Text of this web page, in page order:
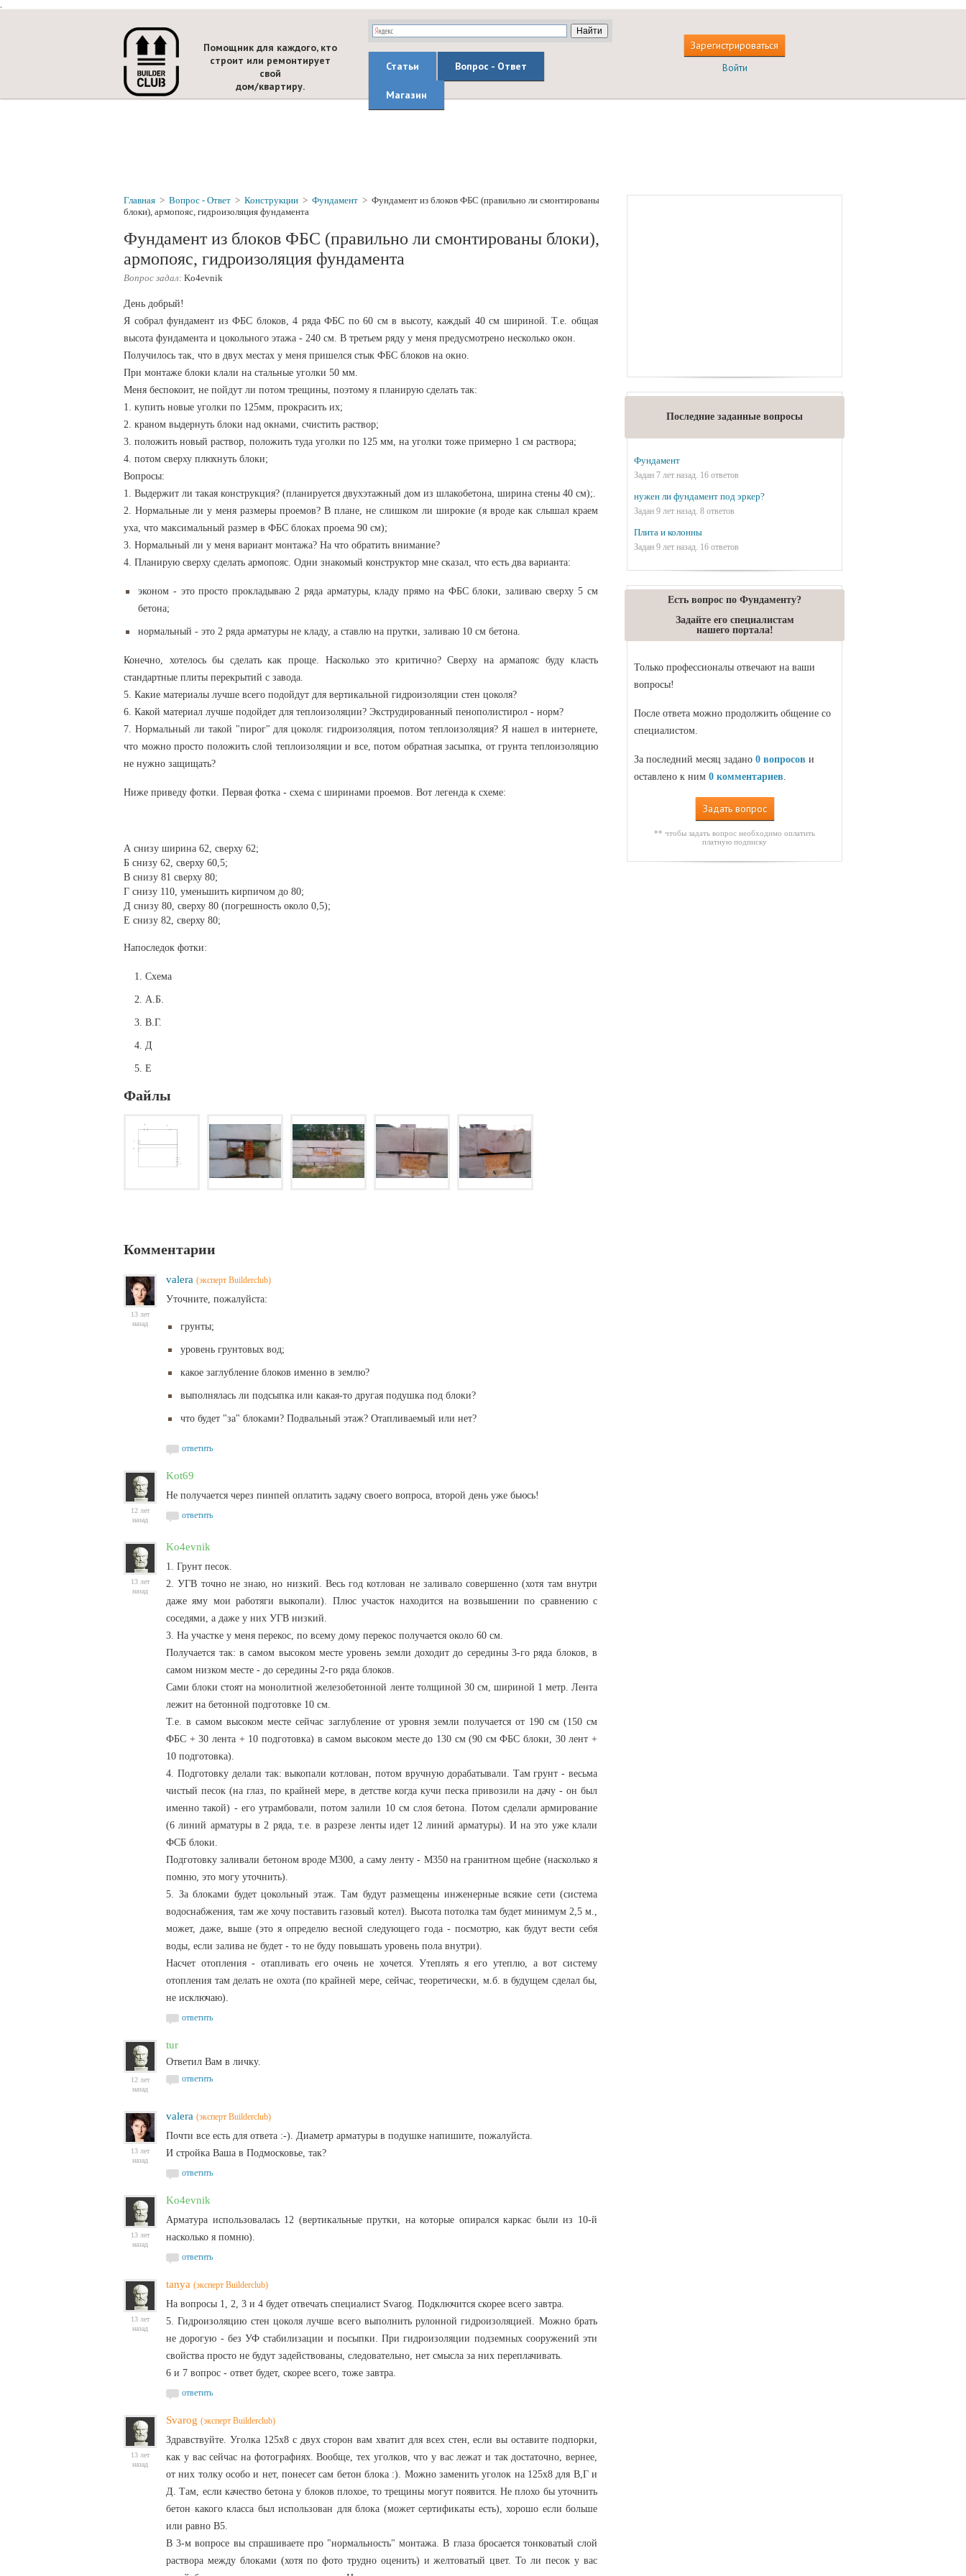
.
Зарегистрироваться
Войти
Помощник для каждого, кто
строит или ремонтирует
свой
дом/квартиру.
Статьи Вопрос - Ответ
Магазин
Последние заданные вопросы
Фундамент
Задан 7 лет назад. 16 ответов
нужен ли фундамент под эркер?
Задан 9 лет назад. 8 ответов
Плита и колонны
Задан 9 лет назад. 16 ответов
Есть вопрос по Фундаменту?
Задайте его специалистам
нашего портала!
Только профессионалы отвечают на ваши
вопросы!
После ответа можно продолжить общение со
специалистом.
За последний месяц задано 0 вопросов и
оставлено к ним 0 комментариев
Задать вопрос
** чтобы задать вопрос необходимо оплатить
платную подписку
Главная > Вопрос - Ответ > Конструкции > Фундамент > Фундамент из блоков ФБС (правильно ли смонтированы
блоки), армопояс, гидроизоляция фундамента
Фундамент из блоков ФБС (правильно ли смонтированы блоки),
армопояс, гидроизоляция фундамента
Вопрос задал: Ko4evnik
День добрый!
Я собрал фундамент из ФБС блоков, 4 ряда ФБС по 60 см в высоту, каждый 40 см шириной. Т.е. общая
высота фундамента и цокольного этажа - 240 см. В третьем ряду у меня предусмотрено несколько окон.
Получилось так, что в двух местах у меня пришелся стык ФБС блоков на окно.
При монтаже блоки клали на стальные уголки 50 мм.
Меня беспокоит, не пойдут ли потом трещины, поэтому я планирую сделать так:
1. купить новые уголки по 125мм, прокрасить их;
2. краном выдернуть блоки над окнами, счистить раствор;
3. положить новый раствор, положить туда уголки по 125 мм, на уголки тоже примерно 1 см раствора;
4. потом сверху плюхнуть блоки;
Вопросы:
1. Выдержит ли такая конструкция? (планируется двухэтажный дом из шлакобетона, ширина стены 40 см);.
2. Нормальные ли у меня размеры проемов? В плане, не слишком ли широкие (я вроде как слышал краем
уха, что максимальный размер в ФБС блоках проема 90 см);
3. Нормальный ли у меня вариант монтажа? На что обратить внимание?
4. Планирую сверху сделать армопояс. Одни знакомый конструктор мне сказал, что есть два варианта:
эконом - это просто прокладываю 2 ряда арматуры, кладу прямо на ФБС блоки, заливаю сверху 5 см
бетона;
нормальный - это 2 ряда арматуры не кладу, а ставлю на прутки, заливаю 10 см бетона.
Конечно, хотелось бы сделать как проще. Насколько это критично? Сверху на армапояс буду класть
стандартные плиты перекрытий с завода.
5. Какие материалы лучше всего подойдут для вертикальной гидроизоляции стен цоколя?
6. Какой материал лучше подойдет для теплоизоляции? Экструдированный пенополистирол - норм?
7. Нормальный ли такой "пирог" для цоколя: гидроизоляция, потом теплоизоляция? Я нашел в интернете,
что можно просто положить слой теплоизоляции и все, потом обратная засыпка, от грунта теплоизоляцию
не нужно защищать?
Ниже приведу фотки. Первая фотка - схема с ширинами проемов. Вот легенда к схеме:
А снизу ширина 62, сверху 62;
Б снизу 62, сверху 60,5;
В снизу 81 сверху 80;
Г снизу 110, уменьшить кирпичом до 80;
Д снизу 80, сверху 80 (погрешность около 0,5);
Е снизу 82, сверху 80;
Напоследок фотки:
Схема
А.Б.
В.Г.
Д
Е
Файлы
Комментарии
13 лет
назад
valera (эксперт Builderclub)
Уточните, пожалуйста:
грунты;
уровень грунтовых вод;
какое заглубление блоков именно в землю?
выполнялась ли подсыпка или какая-то другая подушка под блоки?
что будет "за" блоками? Подвальный этаж? Отапливаемый или нет?
ответить
12 лет
назад
Kot69
Не получается через пинпей оплатить задачу своего вопроса, второй день уже бьюсь!
ответить
13 лет
назад
Ko4evnik
1. Грунт песок.
2. УГВ точно не знаю, но низкий. Весь год котлован не заливало совершенно (хотя там внутри
даже яму мои работяги выкопали). Плюс участок находится на возвышении по сравнению с
соседями, а даже у них УГВ низкий.
3. На участке у меня перекос, по всему дому перекос получается около 60 см.
Получается так: в самом высоком месте уровень земли доходит до середины 3-го ряда блоков, в
самом низком месте - до середины 2-го ряда блоков.
Сами блоки стоят на монолитной железобетонной ленте толщиной 30 см, шириной 1 метр. Лента
лежит на бетонной подготовке 10 см.
Т.е. в самом высоком месте сейчас заглубление от уровня земли получается от 190 см (150 см
ФБС + 30 лента + 10 подготовка) в самом высоком месте до 130 см (90 см ФБС блоки, 30 лент +
10 подготовка).
4. Подготовку делали так: выкопали котлован, потом вручную дорабатывали. Там грунт - весьма
чистый песок (на глаз, по крайней мере, в детстве когда кучи песка привозили на дачу - он был
именно такой) - его утрамбовали, потом залили 10 см слоя бетона. Потом сделали армирование
(6 линий арматуры в 2 ряда, т.е. в разрезе ленты идет 12 линий арматуры). И на это уже клали
ФСБ блоки.
Подготовку заливали бетоном вроде М300, а саму ленту - М350 на гранитном щебне (насколько я
помню, это могу уточнить).
5. За блоками будет цокольный этаж. Там будут размещены инженерные всякие сети (система
водоснабжения, там же хочу поставить газовый котел). Высота потолка там будет минимум 2,5 м.,
может, даже, выше (это я определю весной следующего года - посмотрю, как будут вести себя
воды, если залива не будет - то не буду повышать уровень пола внутри).
Насчет отопления - отапливать его очень не хочется. Утеплять я его утеплю, а вот систему
отопления там делать не охота (по крайней мере, сейчас, теоретически, м.б. в будущем сделал бы,
не исключаю).
ответить
12 лет
назад
tur
Ответил Вам в личку.
ответить
13 лет
назад
valera (эксперт Builderclub)
Почти все есть для ответа :-). Диаметр арматуры в подушке напишите, пожалуйста.
И стройка Ваша в Подмосковье, так?
ответить
13 лет
назад
Ko4evnik
Арматура использовалась 12 (вертикальные прутки, на которые опирался каркас были из 10-й
насколько я помню).
ответить
13 лет
назад
tanya (эксперт Builderclub)
На вопросы 1, 2, 3 и 4 будет отвечать специалист Svarog. Подключится скорее всего завтра.
5. Гидроизоляцию стен цоколя лучше всего выполнить рулонной гидроизоляцией. Можно брать
не дорогую - без УФ стабилизации и посыпки. При гидроизоляции подземных сооружений эти
свойства просто не будут задействованы, следовательно, нет смысла за них переплачивать.
6 и 7 вопрос - ответ будет, скорее всего, тоже завтра.
ответить
13 лет
назад
Svarog (эксперт Builderclub)
Здравствуйте. Уголка 125х8 с двух сторон вам хватит для всех стен, если вы оставите подпорки,
как у вас сейчас на фотографиях. Вообще, тех уголков, что у вас лежат и так достаточно, вернее,
от них толку особо и нет, понесет сам бетон блока :). Можно заменить уголок на 125х8 для В,Г и
Д. Там, если качество бетона у блоков плохое, то трещины могут появится. Не плохо бы уточнить
бетон какого класса был использован для блока (может сертификаты есть), хорошо если больше
или равно В5.
В 3-м вопросе вы спрашиваете про "нормальность" монтажа. В глаза бросается тонковатый слой
раствора между блоками (хотя по фото трудно оценить) и желтоватый цвет. То ли песок у вас